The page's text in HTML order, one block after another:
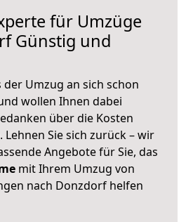
für Umzüge
Günstig und
Umzug an sich schon
wollen Ihnen dabei
über die Kosten
Lehnen Sie sich zurück – wir
Angebote für Sie, das
mit Ihrem Umzug von
nach Donzdorf helfen